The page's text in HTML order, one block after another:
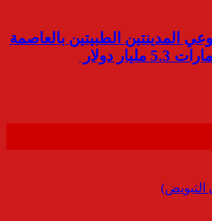
المدينتين الطبيتين بالعاصمة
دولار